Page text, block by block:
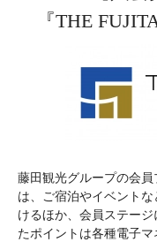
『THE
藤田観光グループの会員
は、ご宿泊やイベント
けるほか、会員ステー
たポイントは各種電子